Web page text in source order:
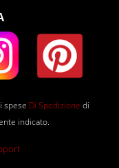
spese Di Spedizione di
indicato.